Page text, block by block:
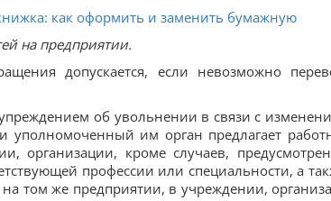
как оформить и заменить бумажную
на предприятии.
допускается, если невозможно
об увольнении в связи с
уполномоченный им орган предлагает
организации, кроме случаев,
профессии или специальности, а
на том же предприятии, в учреждении,